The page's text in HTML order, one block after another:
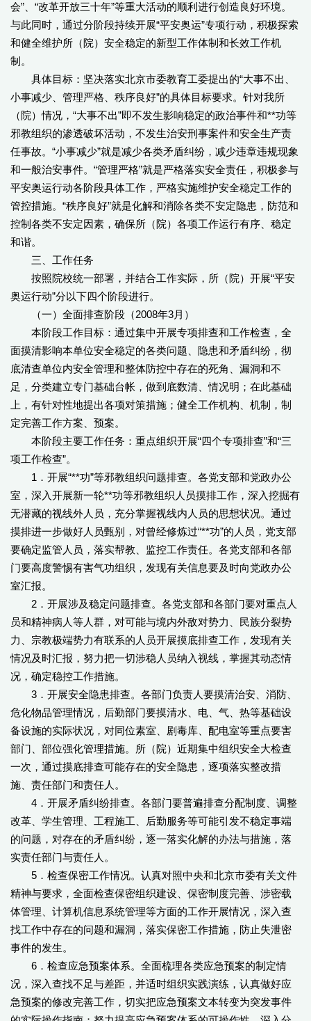
会”、“改革开放三十年”等重大活动的顺利进行创造良好环境。
与此同时，通过分阶段持续开展“平安奥运”专项行动，积极探索
和健全维护所（院）安全稳定的新型工作体制和长效工作机
制。
具体目标：坚决落实北京市委教育工委提出的“大事不出、
小事减少、管理严格、秩序良好”的具体目标要求。针对我所
（院）情况，“大事不出”即不发生影响稳定的政治事件和**功等
邪教组织的渗透破坏活动，不发生治安刑事案件和安全生产责
任事故。“小事减少”就是减少各类矛盾纠纷，减少违章违规现象
和一般治安事件。“管理严格”就是严格落实安全责任，积极参与
平安奥运行动各阶段具体工作，严格实施维护安全稳定工作的
管控措施。“秩序良好”就是化解和消除各类不安定隐患，防范和
控制各类不安定因素，确保所（院）各项工作运行有序、稳定
和谐。
三、工作任务
按照院校统一部署，并结合工作实际，所（院）开展“平安
奥运行动”分以下四个阶段进行。
（一）全面排查阶段（2008年3月）
本阶段工作目标：通过集中开展专项排查和工作检查，全
面摸清影响本单位安全稳定的各类问题、隐患和矛盾纠纷，彻
底清查单位内安全管理和整体防控中存在的死角、漏洞和不
足，分类建立专门基础台帐，做到底数清、情况明；在此基础
上，有针对性地提出各项对策措施；健全工作机构、机制，制
定完善工作方案、预案。
本阶段主要工作任务：重点组织开展“四个专项排查”和“三
项工作检查”。
1．开展“**功”等邪教组织问题排查。各党支部和党政办公
室，深入开展新一轮**功等邪教组织人员摸排工作，深入挖掘有
无潜藏的视线外人员，充分掌握视线内人员的思想状况。通过
摸排进一步做好人员甄别，对曾经修炼过“**功”的人员，党支部
要确定监管人员，落实帮教、监控工作责任。各党支部和各部
门要高度警惕有害气功组织，发现有关信息要及时向党政办公
室汇报。
2．开展涉及稳定问题排查。各党支部和各部门要对重点人
员和精神病人等人群，对可能与境内外敌对势力、民族分裂势
力、宗教极端势力有联系的人员开展摸底排查工作，发现有关
情况及时汇报，努力把一切涉稳人员纳入视线，掌握其动态情
况，确定稳控工作措施。
3．开展安全隐患排查。各部门负责人要摸清治安、消防、
危化物品管理情况，后勤部门要摸清水、电、气、热等基础设
备设施的实际状况，对同位素室、剧毒库、配电室等重点要害
部门、部位强化管理措施。所（院）近期集中组织安全大检查
一次，通过摸底排查可能存在的安全隐患，逐项落实整改措
施、责任部门和责任人。
4．开展矛盾纠纷排查。各部门要普遍排查分配制度、调整
改革、学生管理、工程施工、后勤服务等可能引发不稳定事端
的问题，对存在的矛盾纠纷，逐一落实化解的办法与措施，落
实责任部门与责任人。
5．检查保密工作情况。认真对照中央和北京市委有关文件
精神与要求，全面检查保密组织建设、保密制度完善、涉密载
体管理、计算机信息系统管理等方面的工作开展情况，深入查
找工作中存在的问题和漏洞，落实保密工作措施，防止失泄密
事件的发生。
6．检查应急预案体系。全面梳理各类应急预案的制定情
况，深入查找不足与差距，并适时组织实践演练，认真做好应
急预案的修改完善工作，切实把应急预案文本转变为突发事件